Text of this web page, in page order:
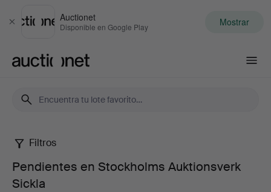
Cerrar
Auctionet
Disponible en Google Play Mostrar
Pendientes
en
Filtros
Pendientes en Stockholms Auktionsverk
Sickla